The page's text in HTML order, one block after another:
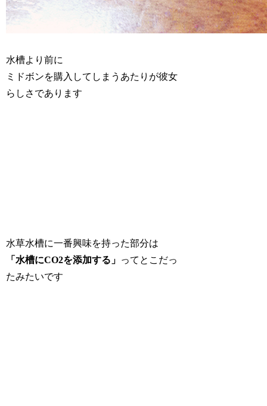
水槽より前に
ミドボンを購入してしまうあたりが彼女
らしさであります
水草水槽に一番興味を持った部分は
「水槽にCO2を添加する」 ってとこだっ
たみたいです